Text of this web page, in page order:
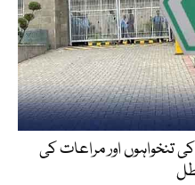
کی تنخواہوں اور مراعات کی